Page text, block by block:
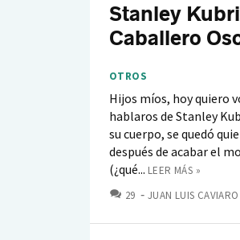
Stanley
Caballero
OTROS
Hijos míos, hoy quiero
hablaros de Stanley
su cuerpo, se quedó
después de acabar el
(¿qué... LEER MÁS »
29 COMENTARIOS
JUAN LUIS CAVIARO